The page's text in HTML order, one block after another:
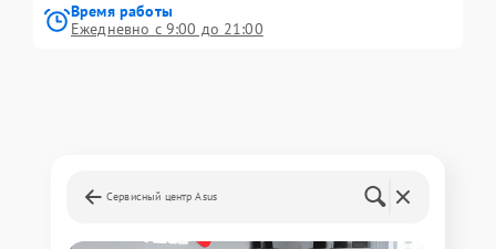
Время работы
Ежедневно с 9:00 до 21:00
Сервисный центр Asus